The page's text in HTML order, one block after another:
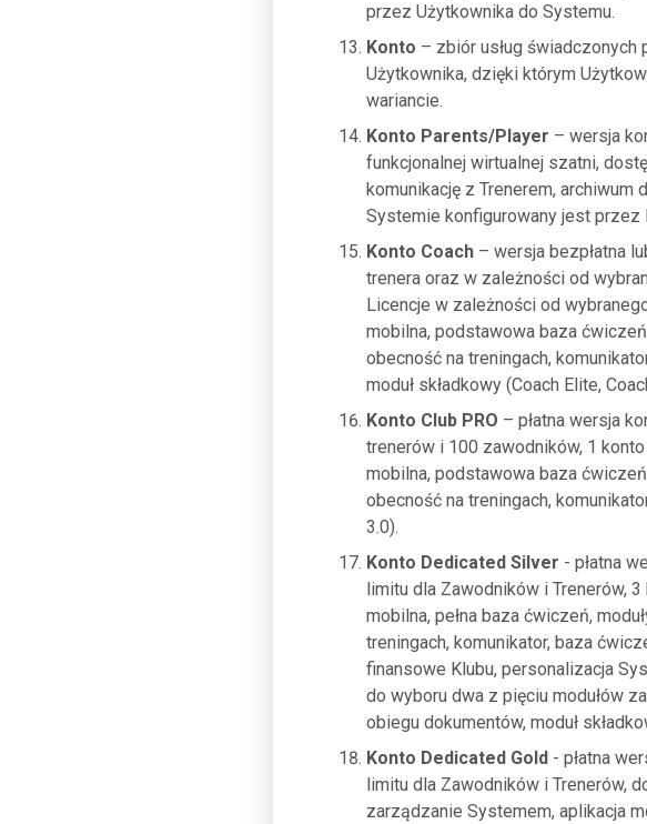
przez Użytkownika do Systemu.
Konto – zbiór usług świadczonych
Użytkownika, dzięki którym
wariancie.
Konto Parents/Player – wersja
funkcjonalnej wirtualnej szatni,
komunikację z Trenerem, archiwum
Systemie konfigurowany jest przez
Konto Coach– wersja bezpłatna
trenera oraz w zależności od
Licencje w zależności od
mobilna, podstawowa baza
obecność na treningach,
moduł składkowy (Coach Elite,
Konto Club PRO – płatna wersja
trenerów i 100 zawodników, 1
mobilna, podstawowa baza
obecność na treningach,
3.0).
Konto Dedicated Silver - płatna
limitu dla Zawodników i Trenerów,
mobilna, pełna baza ćwiczeń,
treningach, komunikator, baza
finansowe Klubu, personalizacja
do wyboru dwa z pięciu modułów
obiegu dokumentów, moduł
Konto Dedicated Gold- płatna
limitu dla Zawodników i Trenerów,
zarządzanie Systemem, aplikacja